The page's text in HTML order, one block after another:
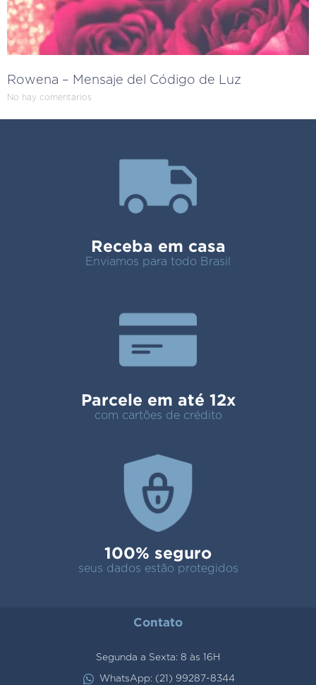
Rowena – Mensaje del Código de Luz
No hay comentarios
Receba em casa
Enviamos para todo Brasil
Parcele em até 12x
com cartões de crédito
100% seguro
seus dados estão protegidos
Contato
Segunda a Sexta: 8 às 16H
WhatsApp: (21) 99287-8344